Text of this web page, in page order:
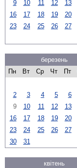
9 10 11 12 13
16
17 18 19 20
23
24 25 26 27
березень
Пн
Вт Ср Чт Пт
2
3 4 5 6
9
10 11 12 13
16
17 18 19 20
23
24 25 26 27
30
31
квітень